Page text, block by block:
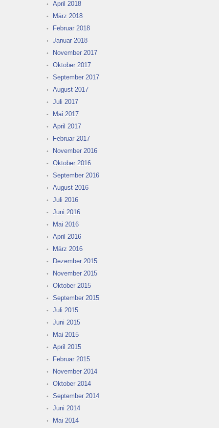
April 2018
März 2018
Februar 2018
Januar 2018
November 2017
Oktober 2017
September 2017
August 2017
Juli 2017
Mai 2017
April 2017
Februar 2017
November 2016
Oktober 2016
September 2016
August 2016
Juli 2016
Juni 2016
Mai 2016
April 2016
März 2016
Dezember 2015
November 2015
Oktober 2015
September 2015
Juli 2015
Juni 2015
Mai 2015
April 2015
Februar 2015
November 2014
Oktober 2014
September 2014
Juni 2014
Mai 2014